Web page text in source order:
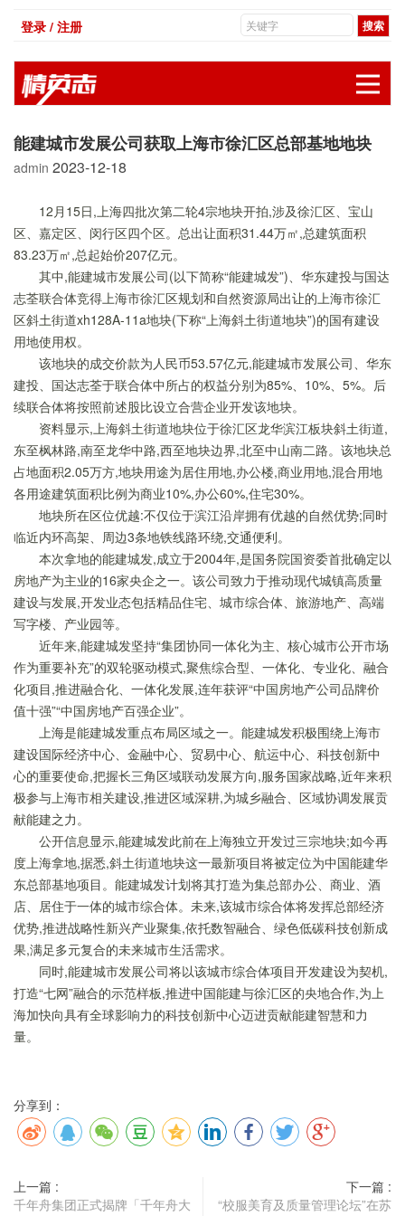
登录 / 注册
能建城市发展公司获取上海市徐汇区总部基地地块
admin 2023-12-18
12月15日,上海四批次第二轮4宗地块开拍,涉及徐汇区、宝山
区、嘉定区、闵行区四个区。总出让面积31.44万㎡,总建筑面积
83.23万㎡,总起始价207亿元。
其中,能建城市发展公司(以下简称“能建城发”)、华东建投与国达
志荃联合体竞得上海市徐汇区规划和自然资源局出让的上海市徐汇
区斜土街道xh128A-11a地块(下称“上海斜土街道地块”)的国有建设
用地使用权。
该地块的成交价款为人民币53.57亿元,能建城市发展公司、华东
建投、国达志荃于联合体中所占的权益分别为85%、10%、5%。后
续联合体将按照前述股比设立合营企业开发该地块。
资料显示,上海斜土街道地块位于徐汇区龙华滨江板块斜土街道,
东至枫林路,南至龙华中路,西至地块边界,北至中山南二路。该地块总
占地面积2.05万方,地块用途为居住用地,办公楼,商业用地,混合用地
各用途建筑面积比例为商业10%,办公60%,住宅30%。
地块所在区位优越:不仅位于滨江沿岸拥有优越的自然优势;同时
临近内环高架、周边3条地铁线路环绕,交通便利。
本次拿地的能建城发,成立于2004年,是国务院国资委首批确定以
房地产为主业的16家央企之一。该公司致力于推动现代城镇高质量
建设与发展,开发业态包括精品住宅、城市综合体、旅游地产、高端
写字楼、产业园等。
近年来,能建城发坚持“集团协同一体化为主、核心城市公开市场
作为重要补充”的双轮驱动模式,聚焦综合型、一体化、专业化、融合
化项目,推进融合化、一体化发展,连年获评“中国房地产公司品牌价
值十强”“中国房地产百强企业”。
上海是能建城发重点布局区域之一。能建城发积极围绕上海市
建设国际经济中心、金融中心、贸易中心、航运中心、科技创新中
心的重要使命,把握长三角区域联动发展方向,服务国家战略,近年来积
极参与上海市相关建设,推进区域深耕,为城乡融合、区域协调发展贡
献能建之力。
公开信息显示,能建城发此前在上海独立开发过三宗地块;如今再
度上海拿地,据悉,斜土街道地块这一最新项目将被定位为中国能建华
东总部基地项目。能建城发计划将其打造为集总部办公、商业、酒
店、居住于一体的城市综合体。未来,该城市综合体将发挥总部经济
优势,推进战略性新兴产业聚集,依托数智融合、绿色低碳科技创新成
果,满足多元复合的未来城市生活需求。
同时,能建城市发展公司将以该城市综合体项目开发建设为契机,
打造“七网”融合的示范样板,推进中国能建与徐汇区的央地合作,为上
海加快向具有全球影响力的科技创新中心迈进贡献能建智慧和力
量。
分享到：
上一篇 :
千年舟集团正式揭牌「千年舟大
下一篇 :
“校服美育及质量管理论坛”在苏